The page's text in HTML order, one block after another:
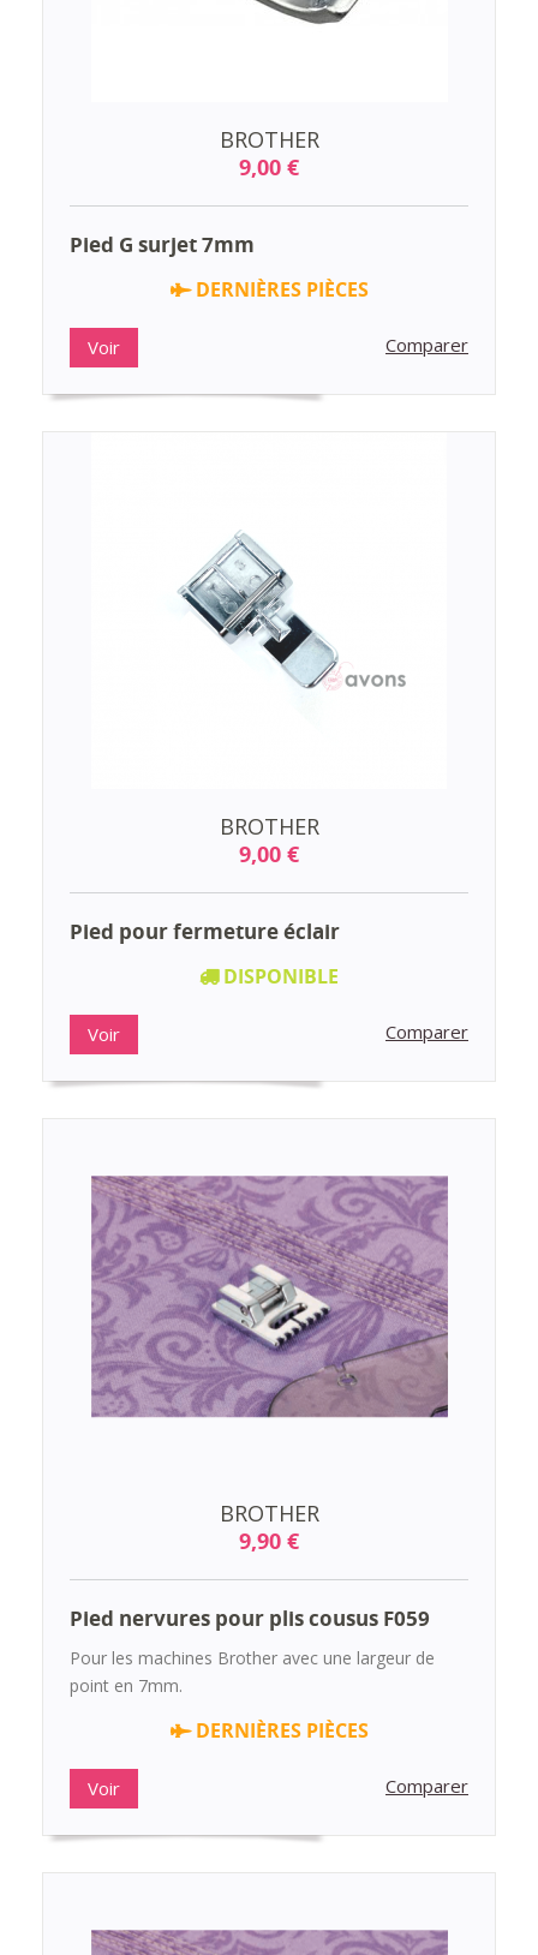
BROTHER
9,00 €
Pied G surjet 7mm
DERNIÈRES PIÈCES
Voir Comparer
BROTHER
9,00 €
Pied pour fermeture éclair
DISPONIBLE
Voir Comparer
BROTHER
9,90 €
Pied nervures pour plis cousus F059
Pour les machines Brother avec une largeur de
point en 7mm.
DERNIÈRES PIÈCES
Voir Comparer